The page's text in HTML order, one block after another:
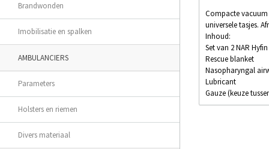
Brandwonden
Imobilisatie en spalken
AMBULANCIERS
Parameters
Holsters en riemen
Divers materiaal
Compacte vacuum
universele tasjes.
Inhoud:
Set van 2 NAR
Rescue blanket
Nasopharyngal
Lubricant
Gauze (keuze